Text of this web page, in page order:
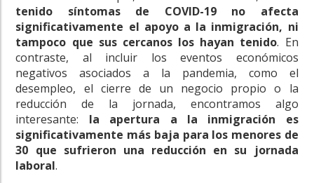
tenido síntomas de COVID-19 no afecta
significativamente el apoyo a la inmigración, ni
tampoco que sus cercanos los hayan tenido. En
contraste, al incluir los eventos económicos
negativos asociados a la pandemia, como el
desempleo, el cierre de un negocio propio o la
reducción de la jornada, encontramos algo
interesante: la apertura a la inmigración es
significativamente más baja para los menores de
30 que sufrieron una reducción en su jornada
laboral.